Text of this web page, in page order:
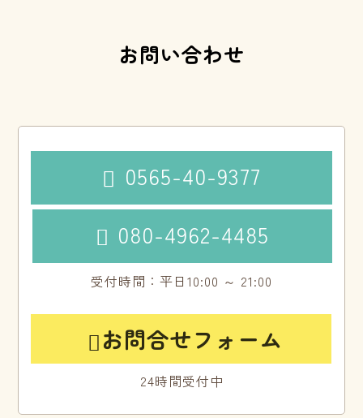
お問い合わせ
 0565-40-9377
 080-4962-4485
受付時間：平日10:00 ～ 21:00
 お問合せフォーム
24時間受付中